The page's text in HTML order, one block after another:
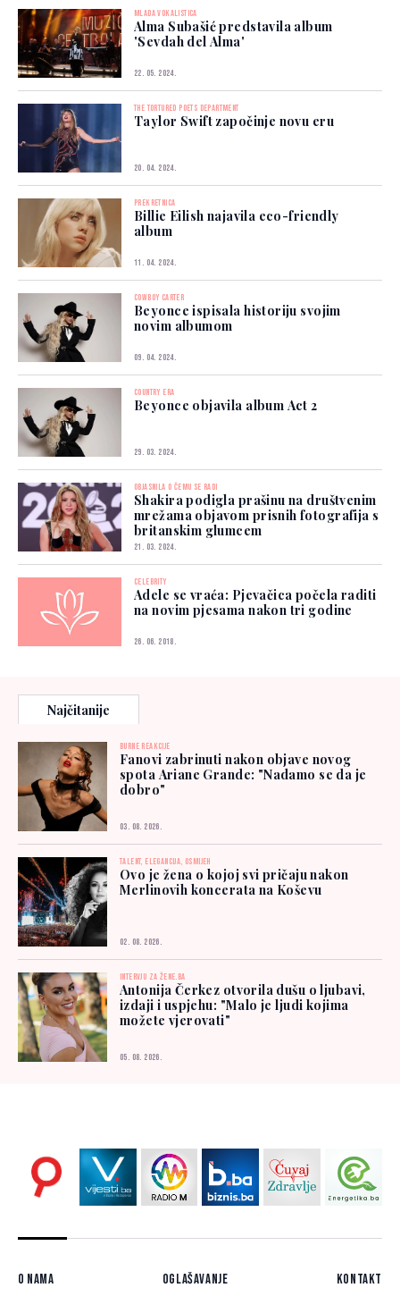
MLADA VOKALISTICA
Alma Subašić predstavila album
'Sevdah del Alma'
22. 05. 2024.
THE TORTURED POETS DEPARTMENT
Taylor Swift započinje novu eru
20. 04. 2024.
PREKRETNICA
Billie Eilish najavila eco-friendly
album
11. 04. 2024.
COWBOY CARTER
Beyonce ispisala historiju svojim
novim albumom
09. 04. 2024.
COUNTRY ERA
Beyonce objavila album Act 2
29. 03. 2024.
OBJASNILA O ČEMU SE RADI
Shakira podigla prašinu na društvenim
mrežama objavom prisnih fotografija s
britanskim glumcem
21. 03. 2024.
CELEBRITY
Adele se vraća: Pjevačica počela raditi
na novim pjesama nakon tri godine
26. 06. 2018.
Najčitanije
BURNE REAKCIJE
Fanovi zabrinuti nakon objave novog
spota Ariane Grande: "Nadamo se da je
dobro"
03. 08. 2026.
TALENT, ELEGANCIJA, OSMIJEH
Ovo je žena o kojoj svi pričaju nakon
Merlinovih koncerata na Koševu
02. 08. 2026.
INTERVJU ZA ŽENE.BA
Antonija Čerkez otvorila dušu o ljubavi,
izdaji i uspjehu: "Malo je ljudi kojima
možete vjerovati"
05. 08. 2026.
O nama Oglašavanje Kontakt